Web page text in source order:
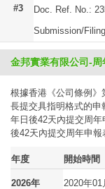
#3
Doc. Ref. No.:
Submission/
金邦實業有限公司-周
根據香港《公司條例》
長提交具指明格式的申
年日後42天內提交周
後42天內提交周年申報
年度 開始時間
2026年 2020年01